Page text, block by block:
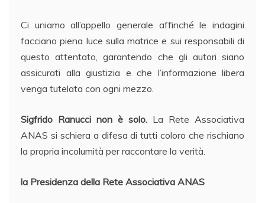
Ci uniamo all’appello generale affinché le indagini
facciano piena luce sulla matrice e sui responsabili di
questo attentato, garantendo che gli autori siano
assicurati alla giustizia e che l’informazione libera
venga tutelata con ogni mezzo.
Sigfrido Ranucci non è solo. La Rete Associativa
ANAS si schiera a difesa di tutti coloro che rischiano
la propria incolumità per raccontare la verità.
la Presidenza della Rete Associativa ANAS